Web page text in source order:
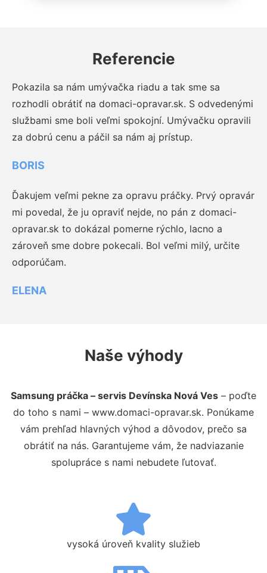
Referencie
Pokazila sa nám umývačka riadu a tak sme sa
rozhodli obrátiť na domaci-opravar.sk. S odvedenými
službami sme boli veľmi spokojní. Umývačku opravili
za dobrú cenu a páčil sa nám aj prístup.
BORIS
Ďakujem veľmi pekne za opravu práčky. Prvý opravár
mi povedal, že ju opraviť nejde, no pán z domaci-
opravar.sk to dokázal pomerne rýchlo, lacno a
zároveň sme dobre pokecali. Bol veľmi milý, určite
odporúčam.
ELENA
Naše výhody
Samsung práčka – servis Devínska Nová Ves – poďte
do toho s nami – www.domaci-opravar.sk. Ponúkame
vám prehľad hlavných výhod a dôvodov, prečo sa
obrátiť na nás. Garantujeme vám, že nadviazanie
spolupráce s nami nebudete ľutovať.
vysoká úroveň kvality služieb